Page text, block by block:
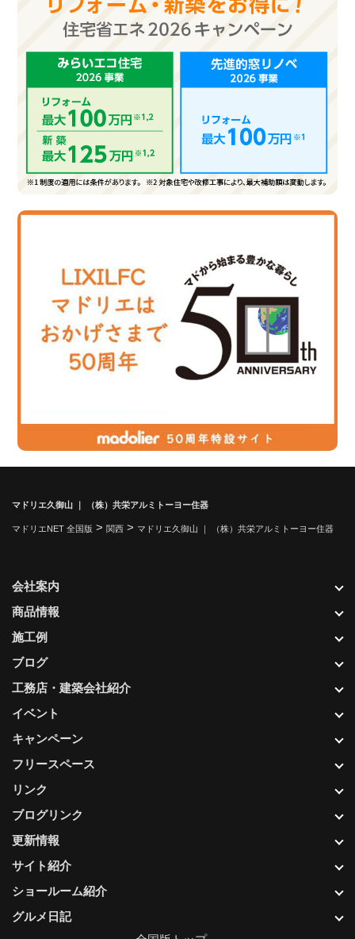
マドリエ久御山 ｜ （株）共栄アルミトーヨー住器
マドリエNET 全国版 > 関西 > マドリエ久御山 ｜ （株）共栄アルミトーヨー住器
更新情報
サイト紹介
ショールーム紹介
グルメ日記
会社案内
商品情報
施工例
ブログ
工務店・建築会社紹介
イベント
キャンペーン
フリースペース
リンク
ブログリンク